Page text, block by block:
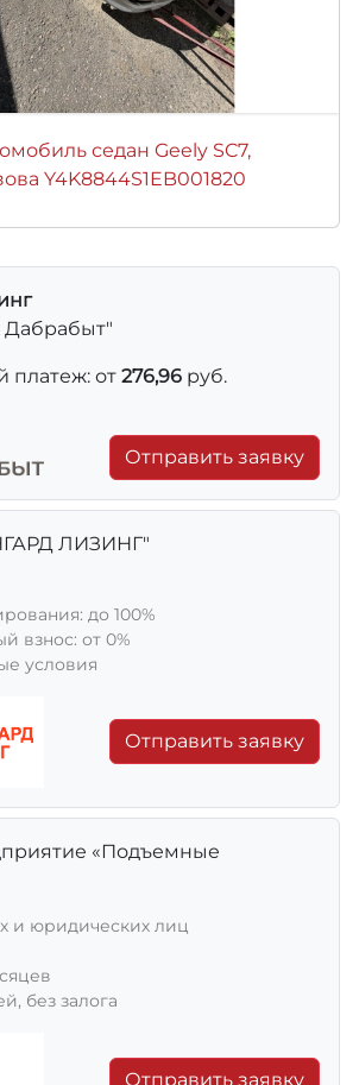
седан Geely SC7,
Y4K8844S1EB001820
платеж: от 276,96 руб.
Отправить заявку
ЛИЗИНГ"
до 100%
взнос: от 0%
условия
Отправить заявку
«Подъемные
и юридических лиц
без залога
Отправить заявку